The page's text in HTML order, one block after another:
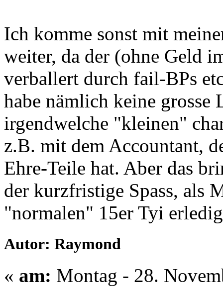
Ich komme sonst mit
weiter, da der (ohne Geld
verballert durch fail-BPs
habe nämlich keine
irgendwelche "kleinen"
z.B. mit dem Accountant,
Ehre-Teile hat. Aber das
der kurzfristige Spass, als
"normalen" 15er Tyi
Autor: Raymond
« am: Montag - 28.